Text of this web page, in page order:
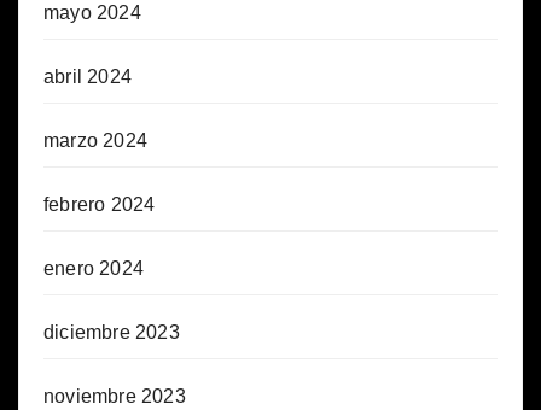
mayo 2024
abril 2024
marzo 2024
febrero 2024
enero 2024
diciembre 2023
noviembre 2023